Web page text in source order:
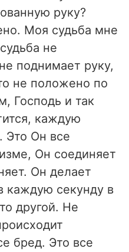
руку?
Моя судьба мне
не
поднимает руку,
не положено по
Господь и так
каждую
Это Он все
Он соединяет
Он делает
каждую секунду в
другой. Не
бред. Это все